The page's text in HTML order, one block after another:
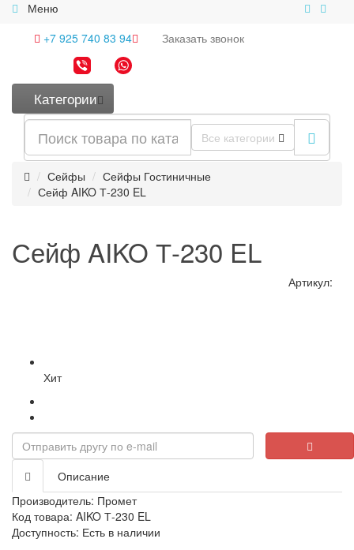
Меню
+7 925 740 83 94
Заказать звонок
Категории
Все категории
Сейфы
Сейфы Гостиничные
Сейф AIKO Т-230 EL
Сейф AIKO Т-230 EL
Артикул:
Хит
Описание
Производитель: Промет
Код товара: AIKO Т-230 EL
Доступность: Есть в наличии